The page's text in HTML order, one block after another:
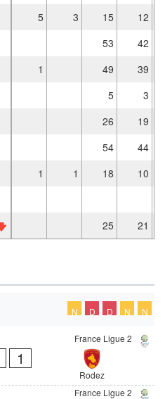
5 3 15
12
53
42
1 49
39
5
3
26
19
54
44
1 1 18
10
25 21
N D D N N
France Ligue 2
1
Rodez
France Ligue 2